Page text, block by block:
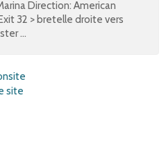
Direction: American
32 > bretelle droite vers
...
site